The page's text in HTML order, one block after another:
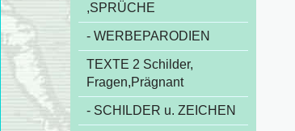
,SPRÜCHE
- WERBEPARODIEN
TEXTE 2 Schilder,
Fragen,Prägnant
- SCHILDER u. ZEICHEN